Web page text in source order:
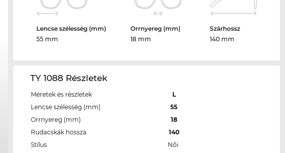
Lencse szélesség (mm)
55 mm
Orrnyereg (mm)
18 mm
Szárhossz
140 mm
TY 1088 Részletek
Méretek és részletek
L
Lencse szélesség (mm)
55
Orrnyereg (mm)
18
Rudacskák hossza
140
Stílus
Női